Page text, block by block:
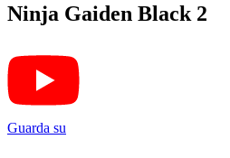
Ninja Gaiden Black 2
Guarda su